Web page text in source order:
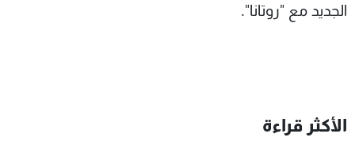
الجديد مع "روتانا".
الأكثر قراءة